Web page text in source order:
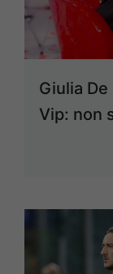
Giulia
Vip: non